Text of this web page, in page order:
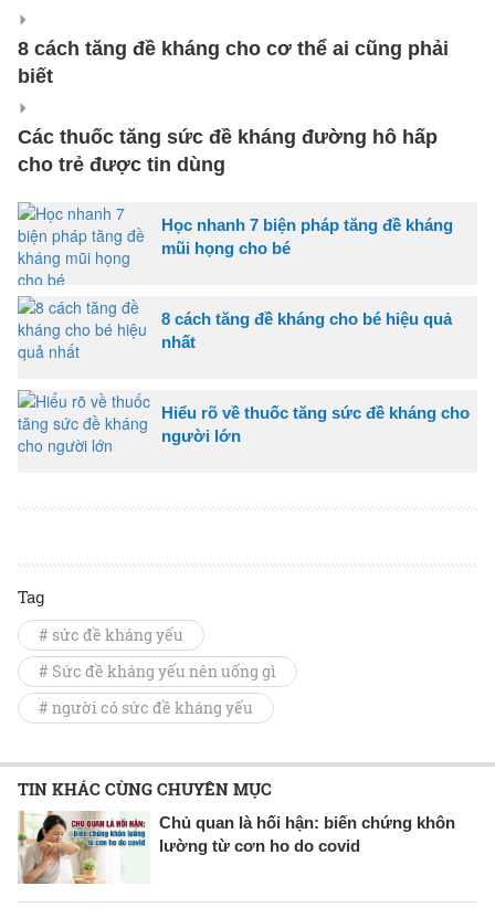
8 cách tăng đề kháng cho cơ thể ai cũng phải
biết
Các thuốc tăng sức đề kháng đường hô hấp
cho trẻ được tin dùng
Học nhanh 7 biện pháp tăng đề kháng
mũi họng cho bé
8 cách tăng đề kháng cho bé hiệu quả
nhất
Hiểu rõ về thuốc tăng sức đề kháng cho
người lớn
Tag
# sức đề kháng yếu
# Sức đề kháng yếu nên uống gì
# người có sức đề kháng yếu
TIN KHÁC CÙNG CHUYÊN MỤC
Chủ quan là hối hận: biến chứng khôn
lường từ cơn ho do covid